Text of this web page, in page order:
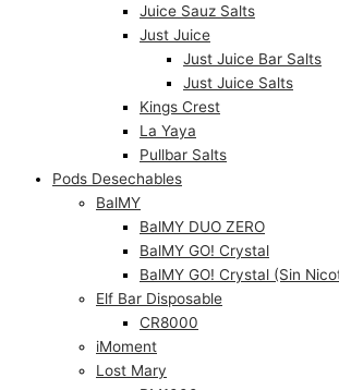
Juice Sauz Salts
Just Juice
Just Juice Bar Salts
Just Juice Salts
Kings Crest
La Yaya
Pullbar Salts
Pods Desechables
BalMY
BalMY DUO ZERO
BalMY GO! Crystal
BalMY GO! Crystal (Sin
Elf Bar Disposable
CR8000
iMoment
Lost Mary